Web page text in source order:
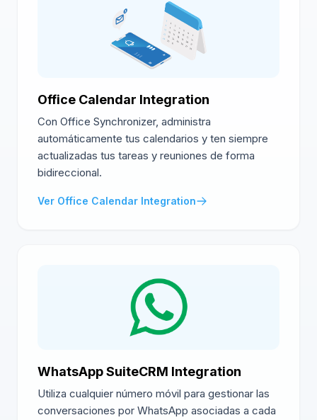
Office Calendar Integration
Con Office Synchronizer, administra
automáticamente tus calendarios y ten siempre
actualizadas tus tareas y reuniones de forma
bidireccional.
Ver Office Calendar Integration
WhatsApp SuiteCRM Integration
Utiliza cualquier número móvil para gestionar las
conversaciones por WhatsApp asociadas a cada